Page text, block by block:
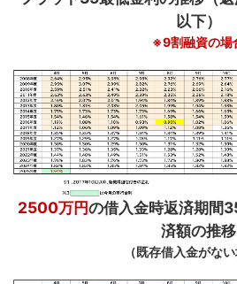
以下）
※9割融資の場
2500万円の借入金時返済期間
済額の推移
（既存借入金がない